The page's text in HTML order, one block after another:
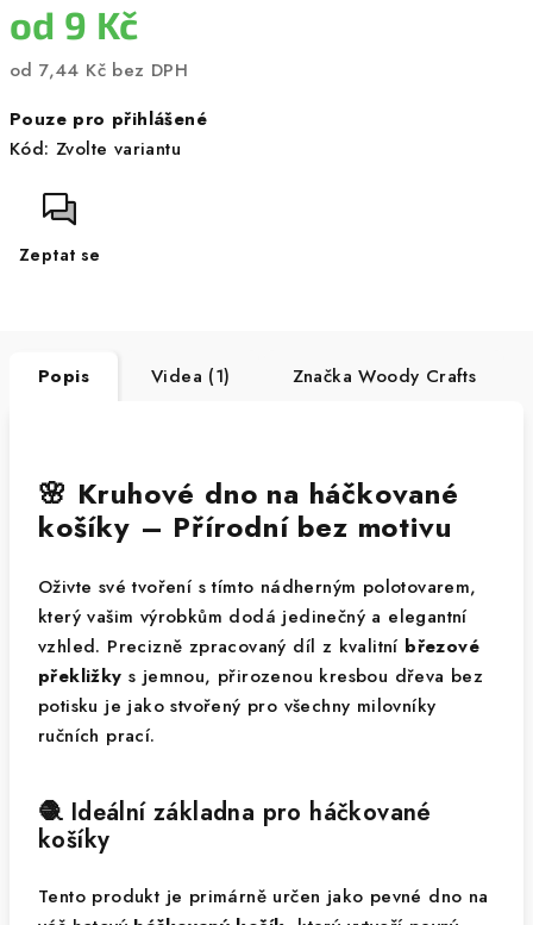
od 9 Kč
od7,44 Kč bez DPH
cena:
Pouze pro přihlášené
Kód: Zvolte variantu
Zeptat se
Popis Videa (1) Značka Woody Crafts
🌸 Kruhové dno na háčkované
košíky – Přírodní bez motivu
Oživte své tvoření s tímto nádherným polotovarem,
který vašim výrobkům dodá jedinečný a elegantní
vzhled. Precizně zpracovaný díl z kvalitní březové
překližky s jemnou, přirozenou kresbou dřeva bez
potisku je jako stvořený pro všechny milovníky
ručních prací.
🧶 Ideální základna pro háčkované
košíky
Tento produkt je primárně určen jako pevné dno na